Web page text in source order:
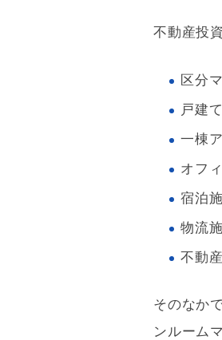
不動産投
区分
戸建て
一棟
オフ
宿泊
物流
不動
そのなか
ンルーム